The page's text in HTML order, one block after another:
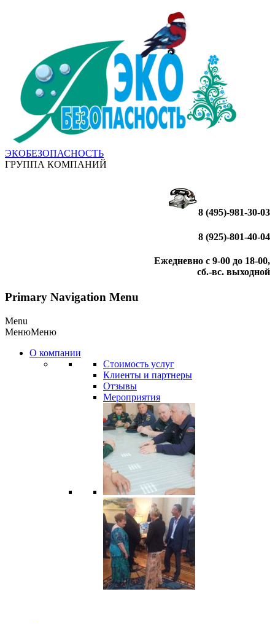
ЭКОБЕЗОПАСНОСТЬ
ГРУППА КОМПАНИЙ
8 (495)-981-30-03
8 (925)-801-40-04
Ежедневно с 9-00 до 18-00,
сб.-вс. выходной
Primary Navigation Menu
Menu
МенюМеню
О компании
Стоимость услуг
Клиенты и партнеры
Отзывы
Мероприятия